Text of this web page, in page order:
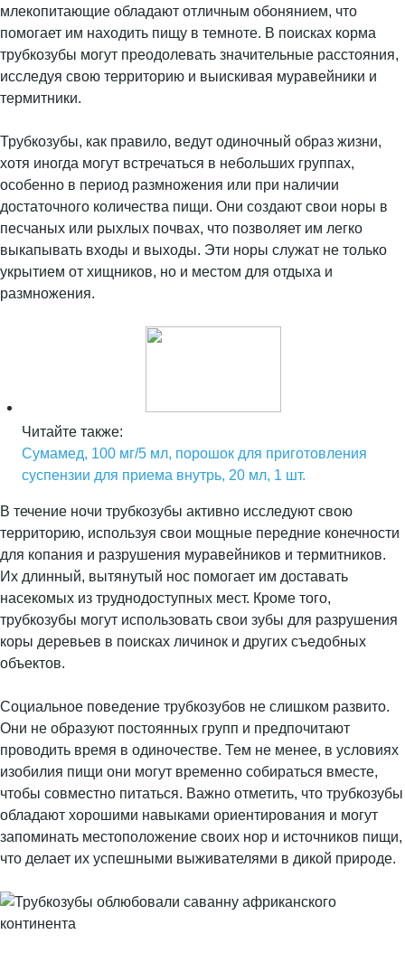
млекопитающие обладают отличным обонянием, что
помогает им находить пищу в темноте. В поисках корма
трубкозубы могут преодолевать значительные расстояния,
исследуя свою территорию и выискивая муравейники и
термитники.
Трубкозубы, как правило, ведут одиночный образ жизни,
хотя иногда могут встречаться в небольших группах,
особенно в период размножения или при наличии
достаточного количества пищи. Они создают свои норы в
песчаных или рыхлых почвах, что позволяет им легко
выкапывать входы и выходы. Эти норы служат не только
укрытием от хищников, но и местом для отдыха и
размножения.
Читайте также:
Сумамед, 100 мг/5 мл, порошок для приготовления
суспензии для приема внутрь, 20 мл, 1 шт.
В течение ночи трубкозубы активно исследуют свою
территорию, используя свои мощные передние конечности
для копания и разрушения муравейников и термитников.
Их длинный, вытянутый нос помогает им доставать
насекомых из труднодоступных мест. Кроме того,
трубкозубы могут использовать свои зубы для разрушения
коры деревьев в поисках личинок и других съедобных
объектов.
Социальное поведение трубкозубов не слишком развито.
Они не образуют постоянных групп и предпочитают
проводить время в одиночестве. Тем не менее, в условиях
изобилия пищи они могут временно собираться вместе,
чтобы совместно питаться. Важно отметить, что трубкозубы
обладают хорошими навыками ориентирования и могут
запоминать местоположение своих нор и источников пищи,
что делает их успешными выживателями в дикой природе.